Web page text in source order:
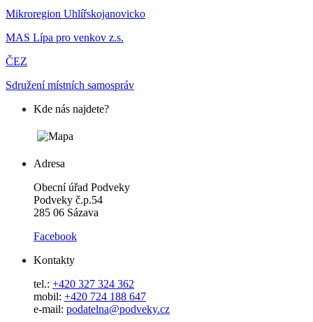
Mikroregion Uhlířskojanovicko
MAS Lípa pro venkov z.s.
ČEZ
Sdružení místních samospráv
Kde nás najdete?
Adresa
Obecní úřad Podveky
Podveky č.p.54
285 06 Sázava
Facebook
Kontakty
tel.: +420 327 324 362
mobil: +420 724 188 647
e-mail: podatelna@podveky.cz